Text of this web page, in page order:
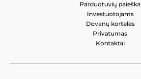
Parduotuvių paieška
Investuotojams
Dovanų kortelės
Privatumas
Kontaktai